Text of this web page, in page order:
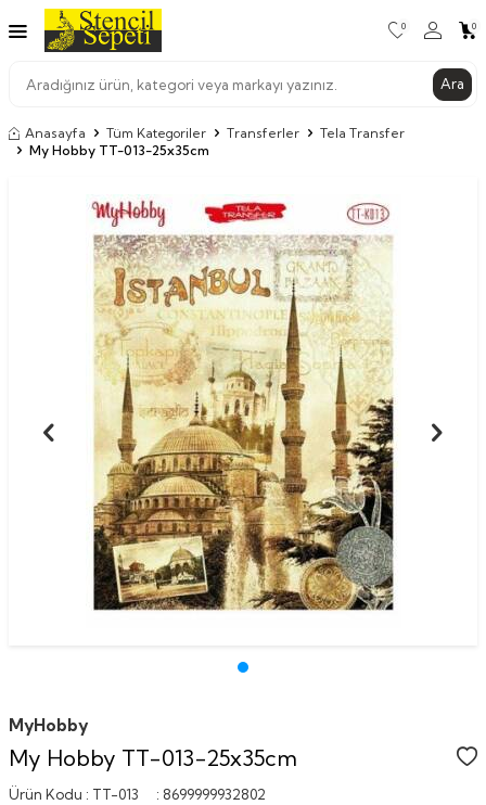
Ara
0 0
Anasayfa Tüm Kategoriler Transferler
Tela Transfer
My Hobby TT-013-25x35cm
MyHobby
My Hobby TT-013-25x35cm
Ürün Kodu : TT-013 : 8699999932802